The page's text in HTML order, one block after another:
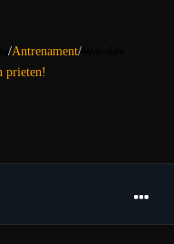
/Antrenament/
prieten!